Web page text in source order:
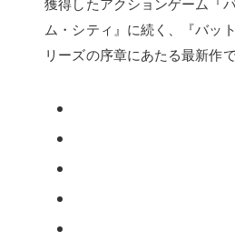
ム・シティ』に続く、『バッ
リーズの序章にあたる最新作で